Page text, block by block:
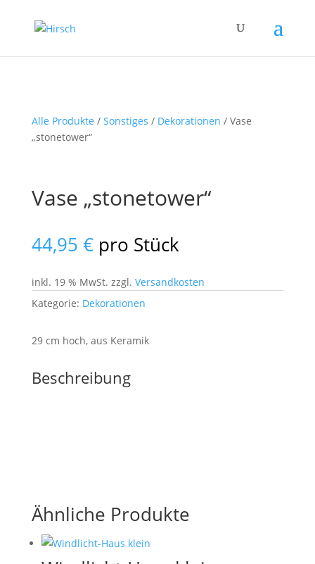
Alle Produkte / Sonstiges / Dekorationen / Vase
„stonetower“
Vase „stonetower“
44,95 € pro Stück
inkl. 19 % MwSt. zzgl. Versandkosten
Kategorie: Dekorationen
29 cm hoch, aus Keramik
Beschreibung
Ähnliche Produkte